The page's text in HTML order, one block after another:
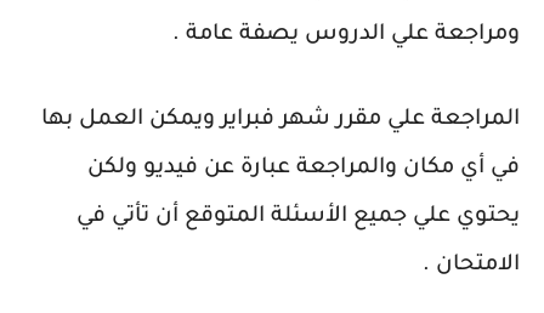
ومراجعة علي الدروس يصفة عامة .
المراجعة علي مقرر شهر فبراير ويمكن العمل بها
في أي مكان والمراجعة عبارة عن فيديو ولكن
يحتوي علي جميع الأسئلة المتوقع أن تأتي في
الامتحان .